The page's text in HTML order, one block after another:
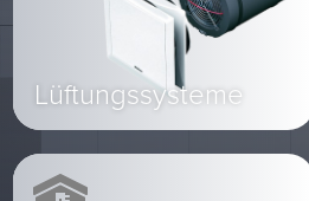
Lüftungssysteme